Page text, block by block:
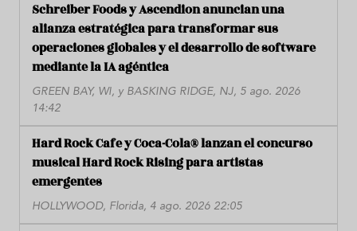
Schreiber Foods y Ascendion anuncian una
alianza estratégica para transformar sus
operaciones globales y el desarrollo de software
mediante la IA agéntica
GREEN BAY, WI, y BASKING RIDGE, NJ, 5 ago. 2026
14:42
Hard Rock Cafe y Coca-Cola® lanzan el concurso
musical Hard Rock Rising para artistas
emergentes
HOLLYWOOD, Florida, 4 ago. 2026 22:05